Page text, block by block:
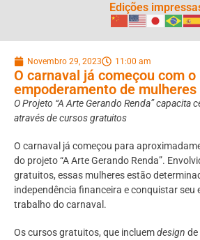
Edições
Novembro 29, 2023 11:00 am
O carnaval já começou com o
empoderamento de mulheres
O Projeto “A Arte Gerando Renda” capacita
através de cursos gratuitos
O carnaval já começou para
do projeto “A Arte Gerando Renda”.
gratuitos, essas mulheres estão
independência financeira e conquistar seu
trabalho do carnaval.
Os cursos gratuitos, que incluemdesign de